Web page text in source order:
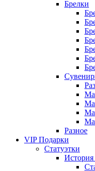
Брелки
Разное
VIP Подарки
Статуэтки